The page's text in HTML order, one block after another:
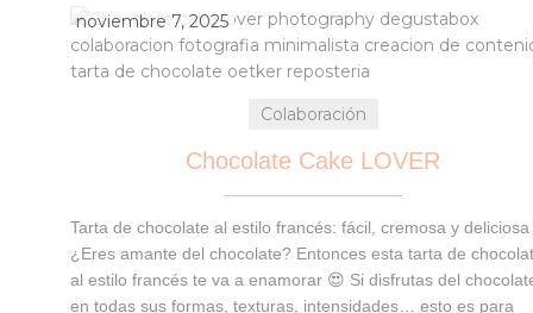
noviembre 7, 2025
Colaboración
Chocolate Cake LOVER
Tarta de chocolate al estilo francés: fácil, cremosa y deliciosa
¿Eres amante del chocolate? Entonces esta tarta de
al estilo francés te va a enamorar 😍 Si disfrutas del
en todas sus formas, texturas, intensidades… esto es para